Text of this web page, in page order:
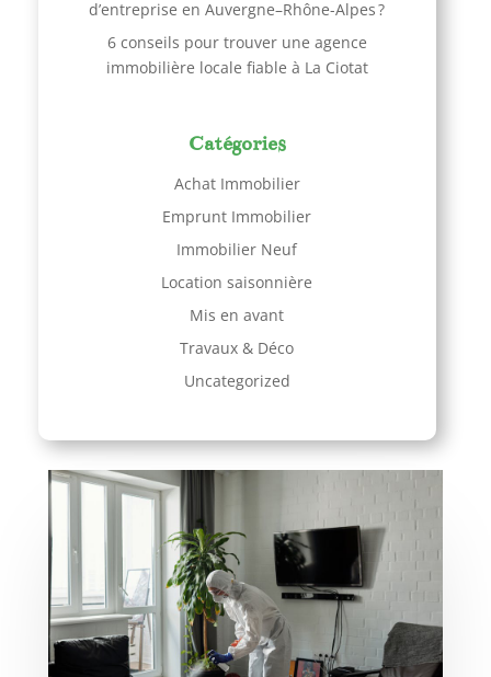
d’entreprise en Auvergne–Rhône-Alpes ?
6 conseils pour trouver une agence
immobilière locale fiable à La Ciotat
Catégories
Achat Immobilier
Emprunt Immobilier
Immobilier Neuf
Location saisonnière
Mis en avant
Travaux & Déco
Uncategorized